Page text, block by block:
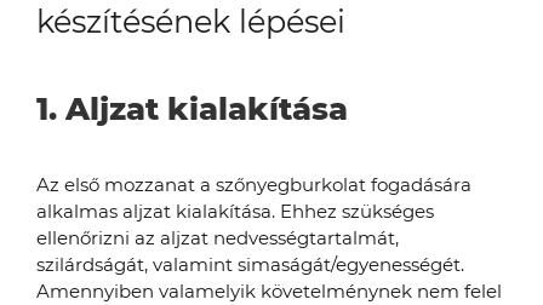
készítésének lépései
1. Aljzat kialakítása
Az első mozzanat a szőnyegburkolat fogadására
alkalmas aljzat kialakítása. Ehhez szükséges
ellenőrizni az aljzat nedvességtartalmát,
szilárdságát, valamint simaságát/egyenességét.
Amennyiben valamelyik követelménynek nem felel